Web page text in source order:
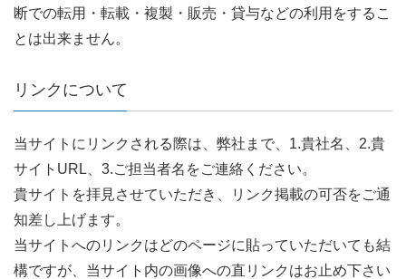
断での転用・転載・複製・販売・貸与などの利用をするこ
とは出来ません。
リンクについて
当サイトにリンクされる際は、弊社まで、1.貴社名、2.貴
サイトURL、3.ご担当者名をご連絡ください。
貴サイトを拝見させていただき、リンク掲載の可否をご通
知差し上げます。
当サイトへのリンクはどのページに貼っていただいても結
構ですが、当サイト内の画像への直リンクはお止め下さい